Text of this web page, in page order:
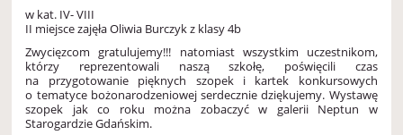
w kat. IV- VIII
II miejsce zajęła Oliwia Burczyk z klasy 4b
Zwycięzcom gratulujemy!!! natomiast wszystkim uczestnikom,
którzy reprezentowali naszą szkołę, poświęcili czas
na przygotowanie pięknych szopek i kartek konkursowych
o tematyce bożonarodzeniowej serdecznie dziękujemy. Wystawę
szopek jak co roku można zobaczyć w galerii Neptun w
Starogardzie Gdańskim.